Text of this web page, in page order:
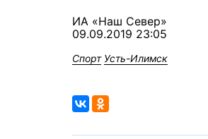
ИА «Наш Север»
09.09.2019 23:05
Спорт Усть-Илимск